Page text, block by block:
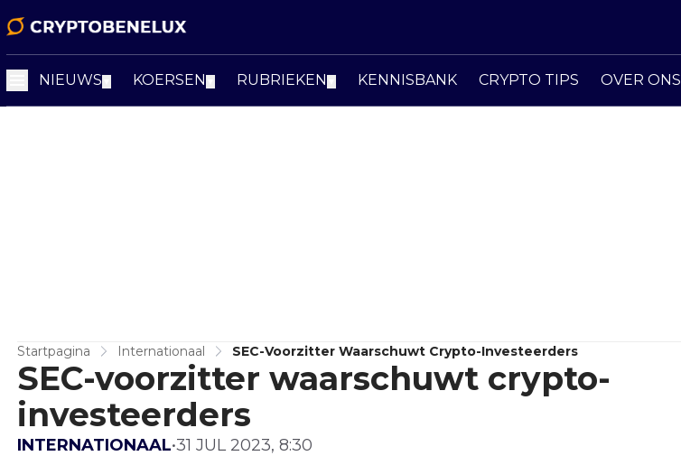
NIEUWS KOERSEN RUBRIEKEN KENNISBANK CRYPTO TIPS OVER ONS
Startpagina Internationaal SEC-Voorzitter Waarschuwt Crypto-Investeerders
SEC-voorzitter waarschuwt crypto-
investeerders
INTERNATIONAAL•31 JUL 2023, 8:30